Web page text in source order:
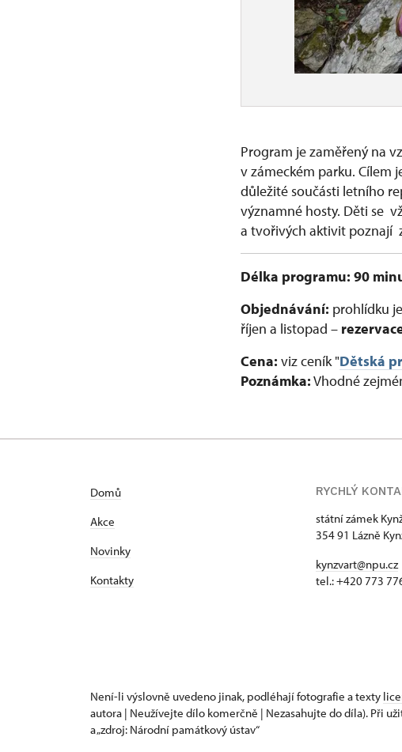
Program je zaměřený na
v zámeckém parku. Cílem
důležité součásti letního
významné hosty. Děti se
a tvořivých aktivit poznají
Délka programu: 90
Objednávání: prohlídku
říjen a listopad –
Cena: viz ceník "Dětská
Poznámka:Vhodné
Domů
Akce
Novinky
Kontakty
RYCHLÝ
státní zámek
354 91 Lázně
kynzvart@npu.cz
tel.: +420 773
Není-li výslovně uvedeno jinak, podléhají fotografie a texty
autora | Neužívejte dílo komerčně | Nezasahujte do díla). Při
a „zdroj: Národní památkový ústav“